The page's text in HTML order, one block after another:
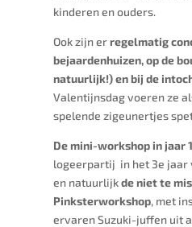
kinderen en ouders.
Ook zijn erregelmatig
bejaardenhuizen, op de
natuurlijk!) en bij de
Valentijnsdag voeren ze
spelende zigeunertjes
De mini-workshop in jaar
logeerpartij in het 3e jaar
en natuurlijkde niet te
Pinksterworkshop, met
ervarenSuzuki-juffen uit